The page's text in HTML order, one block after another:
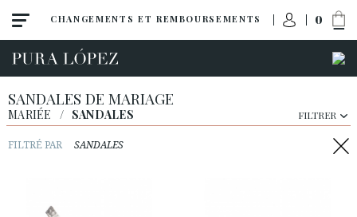
CHANGEMENTS ET REMBOURSEMENTS 0
SANDALES DE MARIAGE
MARIÉE / SANDALES FILTRER
FILTRÉ PAR SANDALES